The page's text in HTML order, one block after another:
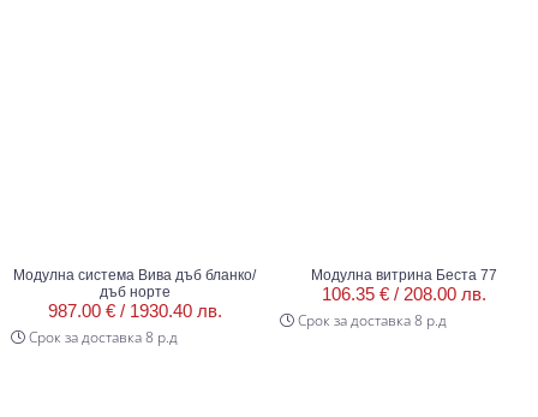
Модулна система Вива дъб бланко/
дъб норте
987.00 € / 1930.40 лв.
Срок за доставка 8 р.д
Модулна витрина Беста 77
106.35 € / 208.00 лв.
Срок за доставка 8 р.д